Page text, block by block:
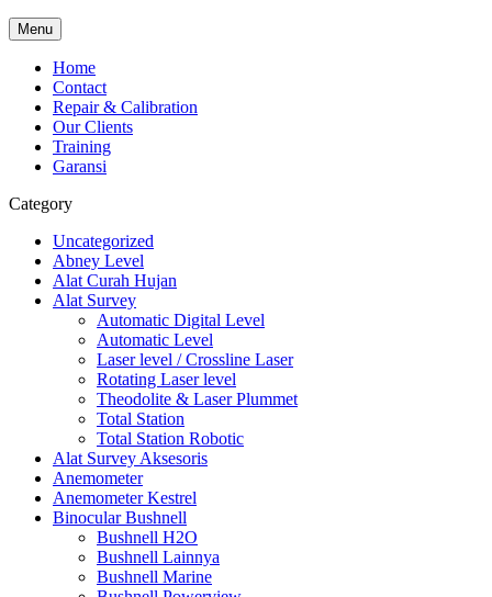
Menu
Home
Contact
Repair & Calibration
Our Clients
Training
Garansi
Category
Uncategorized
Abney Level
Alat Curah Hujan
Alat Survey
Automatic Digital Level
Automatic Level
Laser level / Crossline Laser
Rotating Laser level
Theodolite & Laser Plummet
Total Station
Total Station Robotic
Alat Survey Aksesoris
Anemometer
Anemometer Kestrel
Binocular Bushnell
Bushnell H2O
Bushnell Lainnya
Bushnell Marine